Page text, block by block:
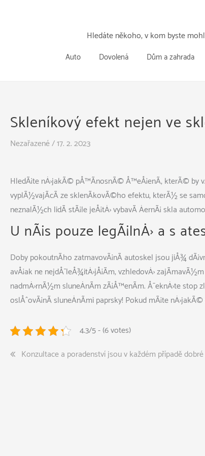
Hledáte někoho, v kom byste
Auto Dovolená Dům a zahrada
Skleníkový efekt nejen ve
Nezařazené/17. 2. 2023
HledÃ¡te nÄ›jakÃ© pÅ™Ã­nosnÃ© Å™eÅ¡enÃ­, kterÃ© by
vyplÃ½vajÃ­cÃ­ ze sklenÃ­kovÃ©ho efektu, kterÃ½ se
neznalÃ½ch lidÃ­ stÃ¡le jeÅ¡tÄ› vybavÃ­ ÄernÃ¡ skla
U nÃ¡s pouze legÃ¡lnÄ› a s
Doby pokoutnÃ­ho zatmavovÃ¡nÃ­ autoskel jsou jiÅ¾
avÅ¡ak ne nejdÅ¯leÅ¾itÄ›jÅ¡Ã­m, vzhledovÄ›
nadmÄ›rnÃ½m sluneÄnÃ­m zÃ¡Å™enÃ­m. Å˜eknÄ›te
oslÅˆovÃ¡nÃ­ sluneÄnÃ­mi paprsky! Pokud mÃ¡te
4.3/5 - (6 votes)
Navigace
Konzultace a poradenství jsou v každém případě dobré